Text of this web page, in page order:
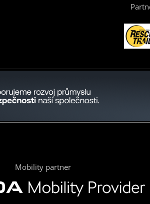
Mobility partner